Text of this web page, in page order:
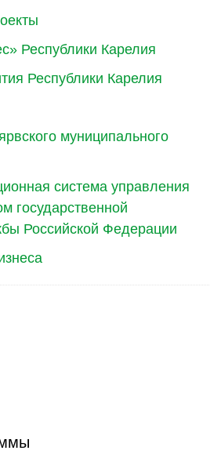
Республики Карелия
Республики Карелия
муниципального
система управления
государственной
Российской Федерации